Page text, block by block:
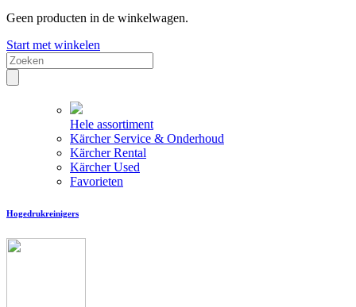
Geen producten in de winkelwagen.
Start met winkelen
Hele assortiment
Kärcher Service & Onderhoud
Kärcher Rental
Kärcher Used
Favorieten
Hogedrukreinigers